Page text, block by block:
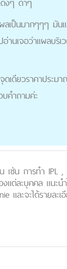
ลเป็นมากๆๆๆ มัน
อ่านเจอว่าแผลบ
ดียวราคาประมา
คำถามค่ะ
ช่น การทำ IPL ,
งแต่ละบุคคล แน
และจะได้รายละเ